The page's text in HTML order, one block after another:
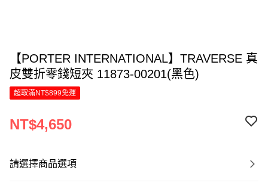
【PORTER INTERNATIONAL】TRAVERSE 真
皮雙折零錢短夾 11873-00201(黑色)
超取滿NT$899免運
NT$4,650
請選擇商品選項